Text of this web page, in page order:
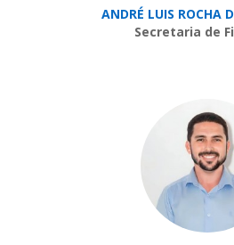
ANDRÉ LUIS ROCHA
Secretaria de